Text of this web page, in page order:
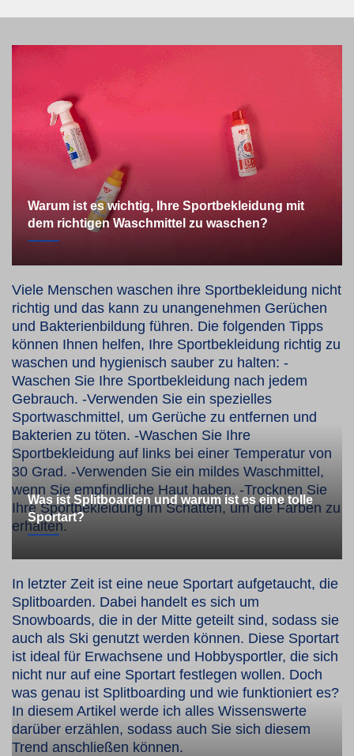
Warum ist es wichtig, Ihre Sportbekleidung mit
dem richtigen Waschmittel zu waschen?
Viele Menschen waschen ihre Sportbekleidung nicht
richtig und das kann zu unangenehmen Gerüchen
und Bakterienbildung führen. Die folgenden Tipps
können Ihnen helfen, Ihre Sportbekleidung richtig zu
waschen und hygienisch sauber zu halten: -
Waschen Sie Ihre Sportbekleidung nach jedem
Gebrauch. -Verwenden Sie ein spezielles
Sportwaschmittel, um Gerüche zu entfernen und
Bakterien zu töten. -Waschen Sie Ihre
Sportbekleidung auf links bei einer Temperatur von
30 Grad. -Verwenden Sie ein mildes Waschmittel,
wenn Sie empfindliche Haut haben. -Trocknen Sie
Ihre Sportbekleidung im Schatten, um die Farben zu
erhalten.
Was ist Splitboarden und warum ist es eine tolle
Sportart?
In letzter Zeit ist eine neue Sportart aufgetaucht, die
Splitboarden. Dabei handelt es sich um
Snowboards, die in der Mitte geteilt sind, sodass sie
auch als Ski genutzt werden können. Diese Sportart
ist ideal für Erwachsene und Hobbysportler, die sich
nicht nur auf eine Sportart festlegen wollen. Doch
was genau ist Splitboarding und wie funktioniert es?
In diesem Artikel werde ich alles Wissenswerte
darüber erzählen, sodass auch Sie sich diesem
Trend anschließen können.